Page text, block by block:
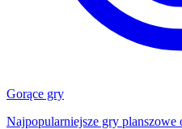
Gorące gry
Najpopularniejsze gry planszowe